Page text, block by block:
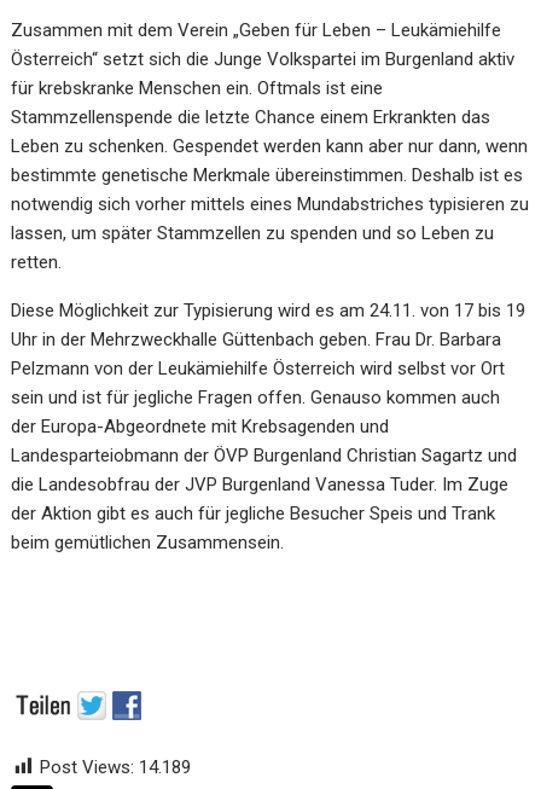
Zusammen mit dem Verein „Geben für Leben – Leukämiehilfe
Österreich“ setzt sich die Junge Volkspartei im Burgenland aktiv
für krebskranke Menschen ein. Oftmals ist eine
Stammzellenspende die letzte Chance einem Erkrankten das
Leben zu schenken. Gespendet werden kann aber nur dann, wenn
bestimmte genetische Merkmale übereinstimmen. Deshalb ist es
notwendig sich vorher mittels eines Mundabstriches typisieren zu
lassen, um später Stammzellen zu spenden und so Leben zu
retten.
Diese Möglichkeit zur Typisierung wird es am 24.11. von 17 bis 19
Uhr in der Mehrzweckhalle Güttenbach geben. Frau Dr. Barbara
Pelzmann von der Leukämiehilfe Österreich wird selbst vor Ort
sein und ist für jegliche Fragen offen. Genauso kommen auch
der Europa-Abgeordnete mit Krebsagenden und
Landesparteiobmann der ÖVP Burgenland Christian Sagartz und
die Landesobfrau der JVP Burgenland Vanessa Tuder. Im Zuge
der Aktion gibt es auch für jegliche Besucher Speis und Trank
beim gemütlichen Zusammensein.
Post Views: 14.189